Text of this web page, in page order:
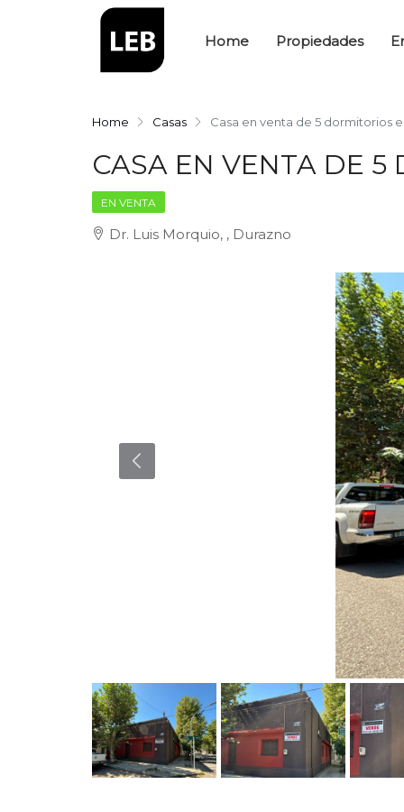
Home Propiedades
Home Casas Casa en venta de 5 dormitorios
CASA EN VENTA DE
EN VENTA
Dr. Luis Morquio, , Durazno